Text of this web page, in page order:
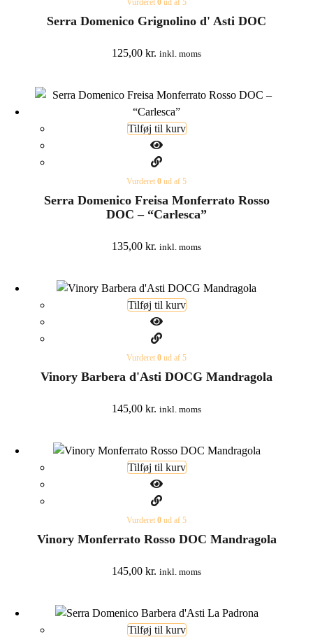
Vurderet 0 ud af 5
Serra Domenico Grignolino d' Asti DOC
125,00 kr. inkl. moms
Tilføj til kurv
Vurderet 0 ud af 5
Serra Domenico Freisa Monferrato Rosso
DOC – “Carlesca”
135,00 kr. inkl. moms
Tilføj til kurv
Vurderet 0 ud af 5
Vinory Barbera d'Asti DOCG Mandragola
145,00 kr. inkl. moms
Tilføj til kurv
Vurderet 0 ud af 5
Vinory Monferrato Rosso DOC Mandragola
145,00 kr. inkl. moms
Tilføj til kurv